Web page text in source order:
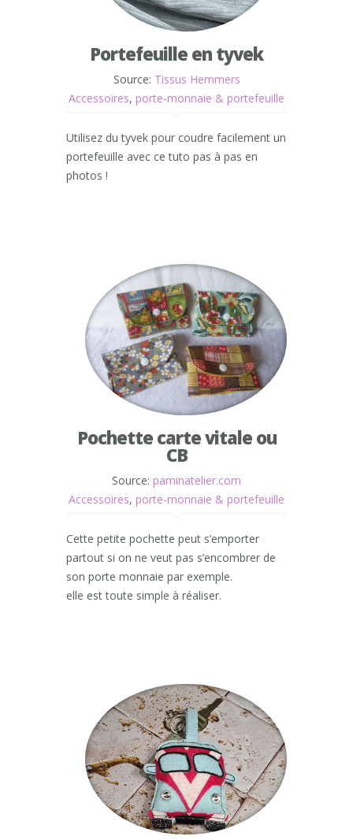
Portefeuille en tyvek
Source: Tissus Hemmers
Accessoires, porte-monnaie & portefeuille
Utilisez du tyvek pour coudre facilement un
portefeuille avec ce tuto pas à pas en
photos !
Pochette carte vitale ou
CB
Source: paminatelier.com
Accessoires, porte-monnaie & portefeuille
Cette petite pochette peut s’emporter
partout si on ne veut pas s’encombrer de
son porte monnaie par exemple.
elle est toute simple à réaliser.